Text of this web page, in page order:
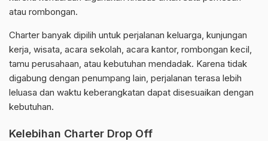
atau rombongan.
Charter banyak dipilih untuk perjalanan keluarga, kunjungan
kerja, wisata, acara sekolah, acara kantor, rombongan kecil,
tamu perusahaan, atau kebutuhan mendadak. Karena tidak
digabung dengan penumpang lain, perjalanan terasa lebih
leluasa dan waktu keberangkatan dapat disesuaikan dengan
kebutuhan.
Kelebihan Charter Drop Off